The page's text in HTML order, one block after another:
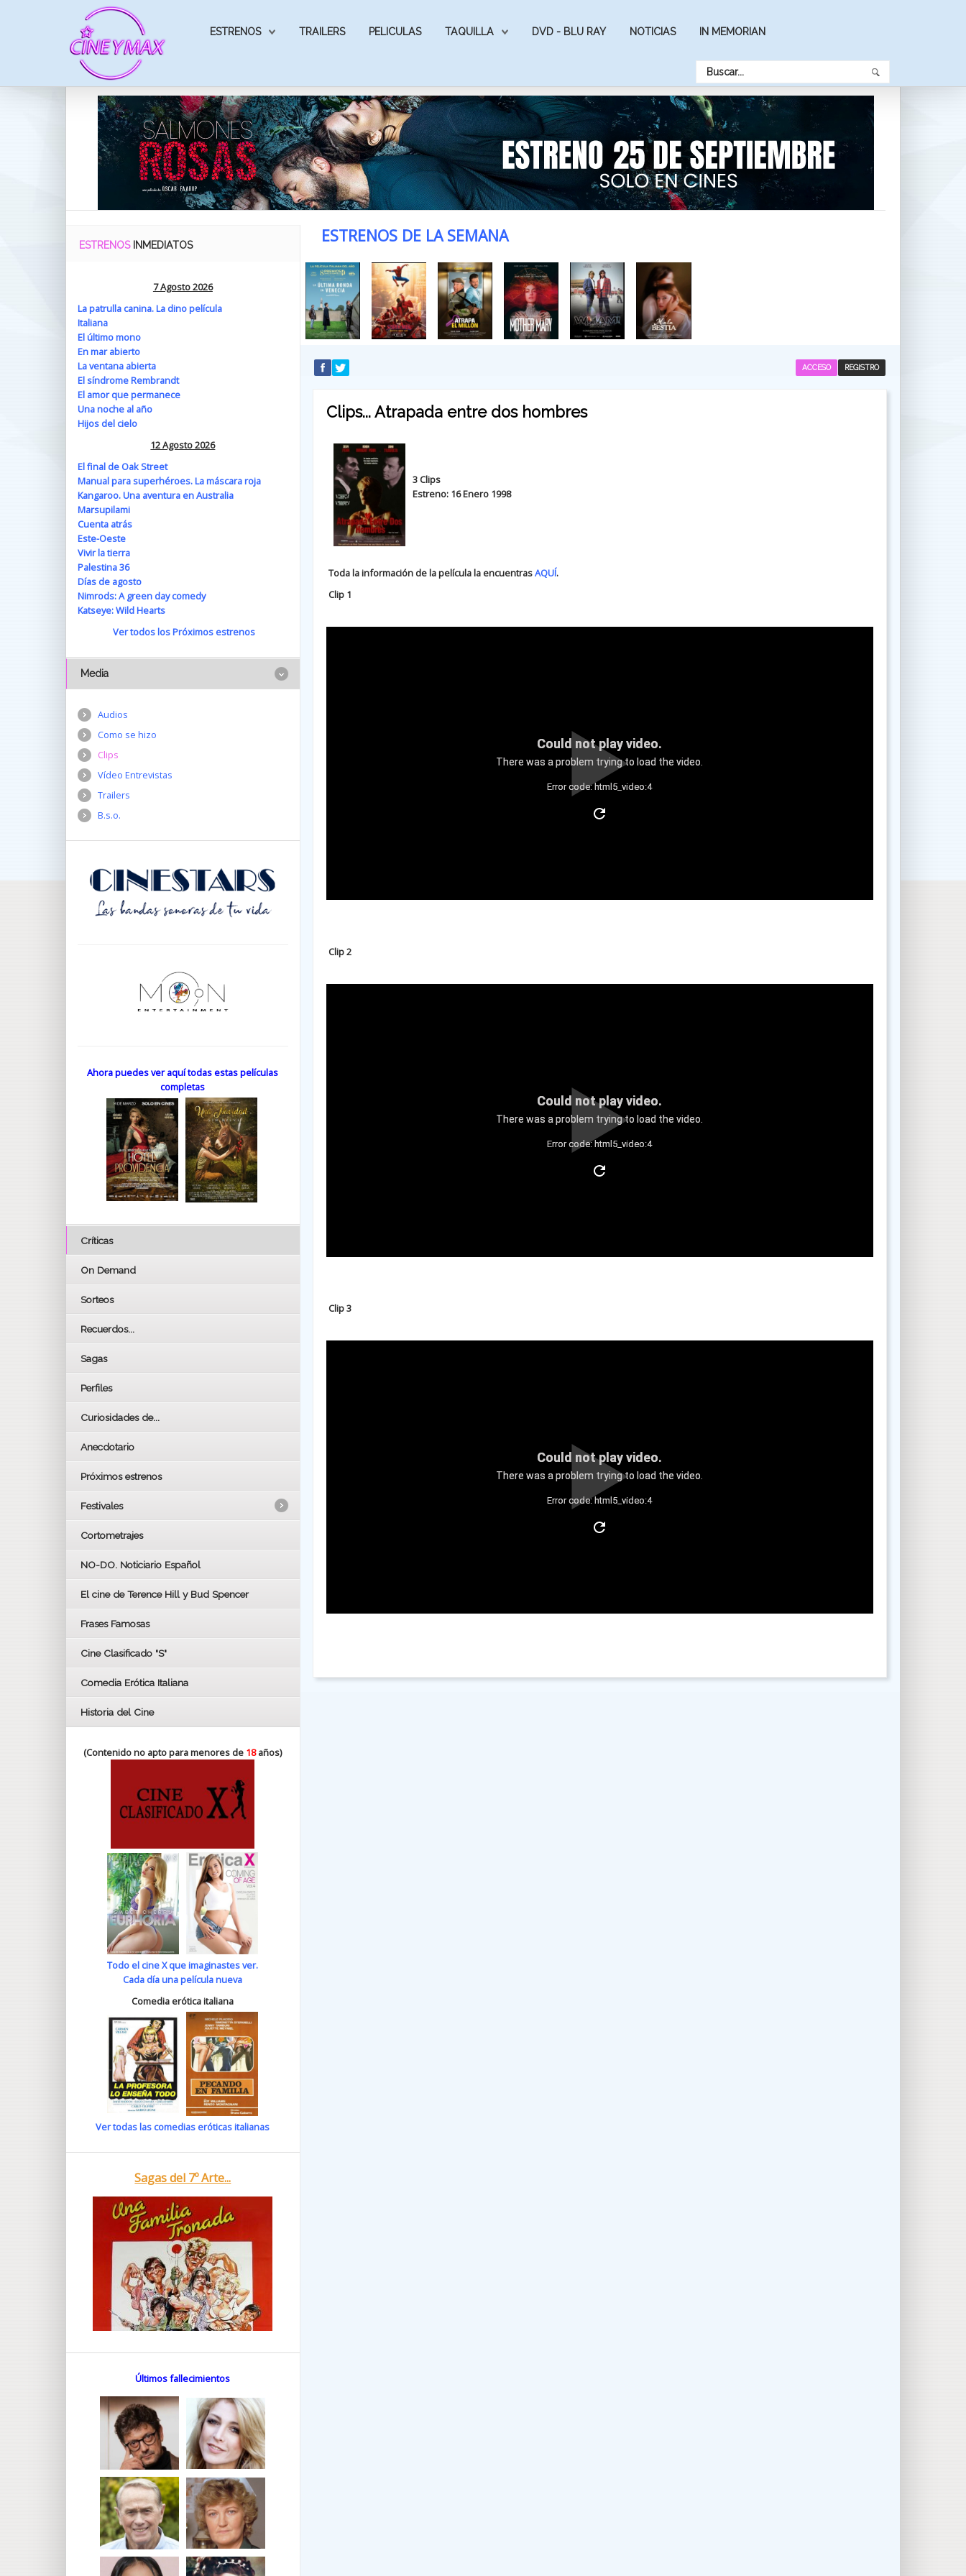
ESTRENOS TRAILERS PELICULAS TAQUILLA DVD - BLU RAY NOTICIAS IN MEMORIAN
ESTRENOS DE LA SEMANA
REGISTRO
ACCESO
Clips... Atrapada entre dos hombres
3 Clips
Estreno: 16 Enero 1998
Toda la información de la película la encuentrasAQUÍ.
Clip 1
Could not play video.
There was a problem trying to load the video.
Error code: html5_video:4
Clip 2
Could not play video.
There was a problem trying to load the video.
Error code: html5_video:4
Clip 3
Could not play video.
There was a problem trying to load the video.
Error code: html5_video:4
ESTRENOS INMEDIATOS
7 Agosto 2026
La patrulla canina. La dino película
Italiana
El último mono
En mar abierto
La ventana abierta
El síndrome Rembrandt
El amor que permanece
Una noche al año
Hijos del cielo
12 Agosto 2026
El final de Oak Street
Manual para superhéroes. La máscara roja
Kangaroo. Una aventura en Australia
Marsupilami
Cuenta atrás
Este-Oeste
Vivir la tierra
Palestina 36
Días de agosto
Nimrods: A green day comedy
Katseye: Wild Hearts
Ver todos los Próximos estrenos
Media
Audios
Como se hizo
Clips
Vídeo Entrevistas
Trailers
B.s.o.
Ahora puedes ver aquí todas estas películas
completas
Críticas
On Demand
Sorteos
Recuerdos...
Sagas
Perfiles
Curiosidades de...
Anecdotario
Próximos estrenos
Festivales
LOS OSCARS
BAFTA
Cortometrajes
NO-DO. Noticiario Español
El cine de Terence Hill y Bud Spencer
Frases Famosas
Cine Clasificado "S"
Comedia Erótica Italiana
Historia del Cine
(Contenido no apto para menores de 18años)
Todo el cine X que imaginastes ver.
Cada día una película nueva
Comedia erótica italiana
Ver todas las comedias eróticas italianas
Sagas del 7º Arte...
Últimos fallecimientos